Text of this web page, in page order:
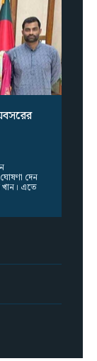
দেন
খান। এতে